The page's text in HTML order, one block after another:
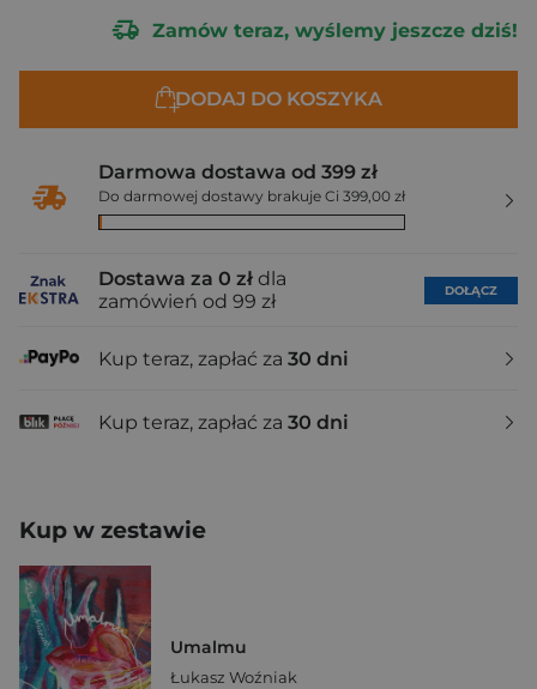
Zamów teraz, wyślemy jeszcze dziś!
DODAJ DO KOSZYKA
Darmowa dostawa od 399 zł
Do darmowej dostawy brakuje Ci 399,00 zł
Dostawa za 0 zł dla
zamówień od 99 zł
DOŁĄCZ
Kup teraz, zapłać za 30 dni
Kup teraz, zapłać za 30 dni
Kup w zestawie
Umalmu
Łukasz Woźniak